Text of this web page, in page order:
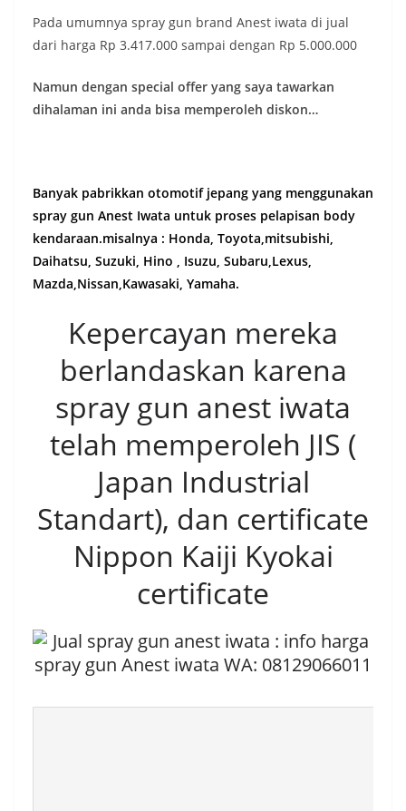
Pada umumnya spray gun brand Anest iwata di jual
dari harga Rp 3.417.000 sampai dengan Rp 5.000.000
Namun dengan special offer yang saya tawarkan
dihalaman ini anda bisa memperoleh diskon…
Banyak pabrikkan otomotif jepang yang menggunakan
spray gun Anest Iwata untuk proses pelapisan body
kendaraan.misalnya : Honda, Toyota,mitsubishi,
Daihatsu, Suzuki, Hino , Isuzu, Subaru,Lexus,
Mazda,Nissan,Kawasaki, Yamaha.
Kepercayan mereka
berlandaskan karena
spray gun anest iwata
telah memperoleh JIS (
Japan Industrial
Standart), dan certificate
Nippon Kaiji Kyokai
certificate